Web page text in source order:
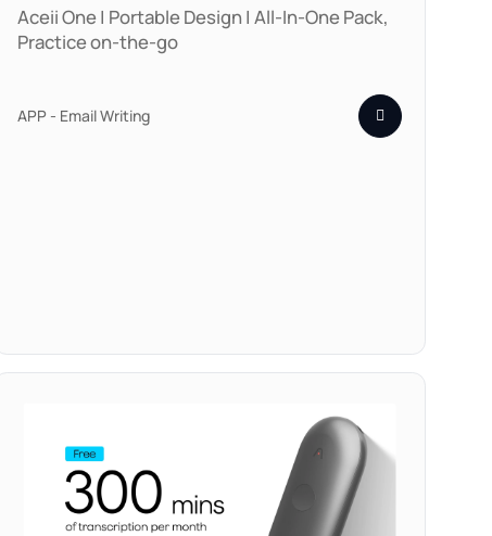
Aceii One | Portable Design | All-In-One Pack,
Practice on-the-go
APP - Email Writing